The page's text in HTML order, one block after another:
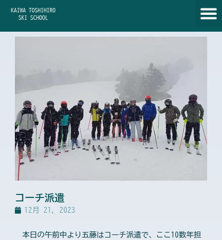
KAIWA TOSHIHIRO
SKI SCHOOL
コーチ派遣
12月 21, 2023
本日の午前中より五藤はコーチ派遣で、ここ10数年担